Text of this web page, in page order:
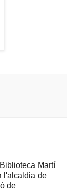
Martí
l'alcaldia de
de